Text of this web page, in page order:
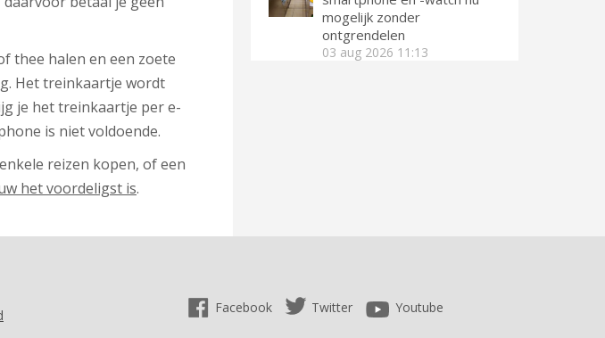
thee halen en een zoete
Het treinkaartje wordt
je het treinkaartje per e-
is niet voldoende.
reizen kopen, of een
het voordeligst is.
mogelijk zonder
ontgrendelen
03 aug 2026 11:13
Facebook Twitter Youtube